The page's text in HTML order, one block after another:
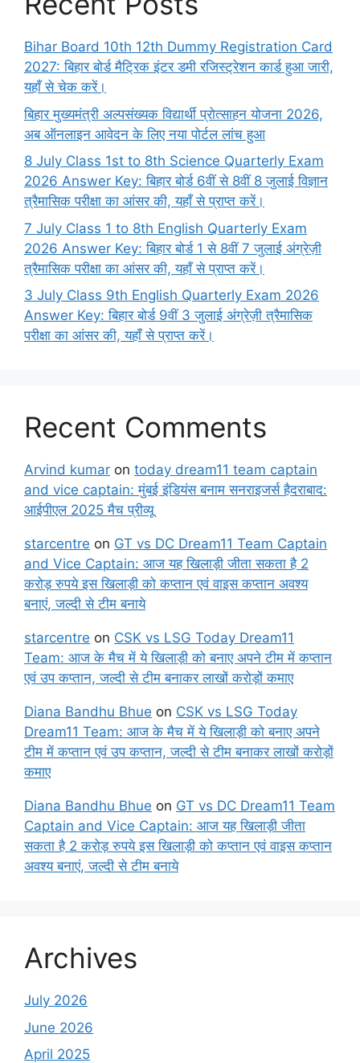
Bihar Board 10th 12th Dummy Registration Card
2027: बिहार बोर्ड मैट्रिक इंटर डमी रजिस्ट्रेशन कार्ड हुआ जारी,
यहाँ से चेक करें।
बिहार मुख्यमंत्री अल्पसंख्यक विद्यार्थी प्रोत्साहन योजना 2026,
अब ऑनलाइन आवेदन के लिए नया पोर्टल लांच हुआ
8 July Class 1st to 8th Science Quarterly Exam
2026 Answer Key: बिहार बोर्ड 6वीं से 8वीं 8 जुलाई विज्ञान
त्रैमासिक परीक्षा का आंसर की, यहाँ से प्राप्त करें।
7 July Class 1 to 8th English Quarterly Exam
2026 Answer Key: बिहार बोर्ड 1 से 8वीं 7 जुलाई अंग्रेज़ी
त्रैमासिक परीक्षा का आंसर की, यहाँ से प्राप्त करें।
3 July Class 9th English Quarterly Exam 2026
Answer Key: बिहार बोर्ड 9वीं 3 जुलाई अंग्रेज़ी त्रैमासिक
परीक्षा का आंसर की, यहाँ से प्राप्त करें।
Recent Comments
Arvind kumar on today dream11 team captain
and vice captain: मुंबई इंडियंस बनाम सनराइजर्स हैदराबाद:
आईपीएल 2025 मैच प्रीव्यू
starcentre on GT vs DC Dream11 Team Captain
and Vice Captain: आज यह खिलाड़ी जीता सकता है 2
करोड़ रुपये इस खिलाड़ी को कप्तान एवं वाइस कप्तान अवश्य
बनाएं, जल्दी से टीम बनाये
starcentre on CSK vs LSG Today Dream11
Team: आज के मैच में ये खिलाड़ी को बनाए अपने टीम में कप्तान
एवं उप कप्तान, जल्दी से टीम बनाकर लाखों करोड़ों कमाए
Diana Bandhu Bhue on CSK vs LSG Today
Dream11 Team: आज के मैच में ये खिलाड़ी को बनाए अपने
टीम में कप्तान एवं उप कप्तान, जल्दी से टीम बनाकर लाखों करोड़ों
कमाए
Diana Bandhu Bhue on GT vs DC Dream11 Team
Captain and Vice Captain: आज यह खिलाड़ी जीता
सकता है 2 करोड़ रुपये इस खिलाड़ी को कप्तान एवं वाइस कप्तान
अवश्य बनाएं, जल्दी से टीम बनाये
Archives
July 2026
June 2026
April 2025